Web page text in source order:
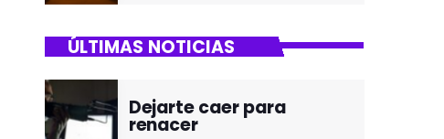
ÚLTIMAS NOTICIAS
Dejarte caer para
renacer